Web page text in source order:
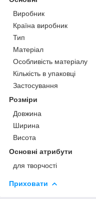
Виробник
Країна виробник
Тип
Матеріал
Особливість матеріалу
Кількість в упаковці
Застосування
Розміри
Довжина
Ширина
Висота
Основні атрибути
для творчості
Приховати